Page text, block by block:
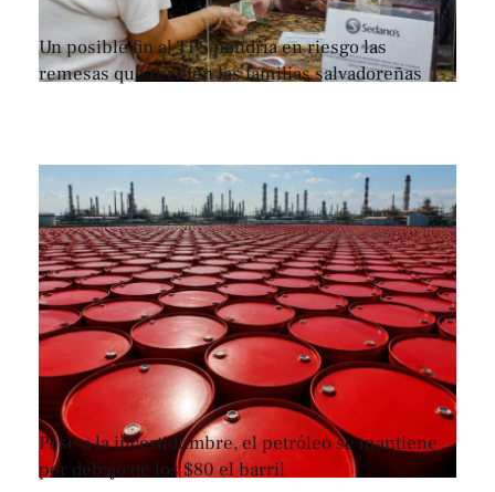
Un posible fin al TPS pondría en riesgo las
remesas que reciben las familias salvadoreñas
Pese a la incertidumbre, el petróleo se mantiene
por debajo de los $80 el barril